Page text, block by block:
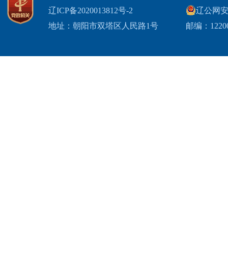
辽ICP备2020013812号-2
地址：朝阳市双塔区人民路1号
辽公网
邮编：